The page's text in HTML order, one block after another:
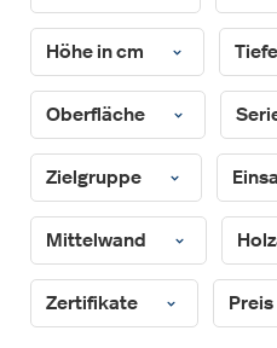
Höhe in cm
Oberfläche
Zielgruppe
Mittelwand
Zertifikate Preis